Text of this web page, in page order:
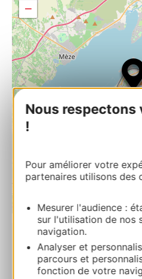
Nous respectons
!
Pour améliorer votre
partenaires utilisons des
Mesurer l'audience :
sur l'utilisation de nos
navigation.
Analyser et
parcours et
fonction de votre
−
Leaflet |